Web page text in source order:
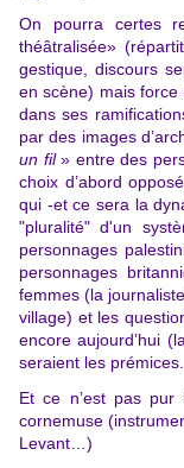
On pourra certes
théâtralisée»
gestique, discours
en scène) mais
dans ses
par des images
un fil» entre des
choix d’abord
qui -et ce sera la
"pluralité" d'un
personnages
personnages
femmes (la
village) et les
encore aujourd’hui
seraient les
Et ce n’est pas
cornemuse
Levant…)